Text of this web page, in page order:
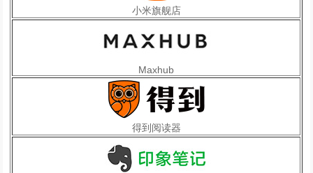
小米旗舰店
Maxhub
得到阅读器